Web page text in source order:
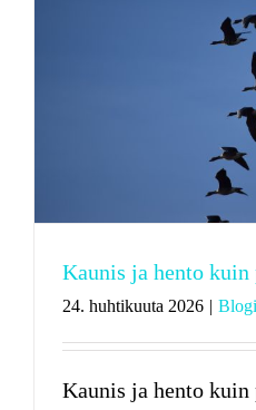
Kaunis ja hento kuin
24. huhtikuuta 2026 | Blogi
Kaunis ja hento kuin